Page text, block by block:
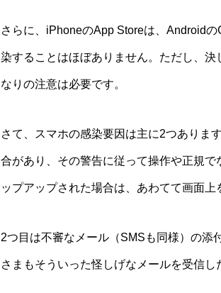
さらに、iPhoneのApp Storeは、Android
染することはほぼありません。ただし、
なりの注意は必要です。
さて、スマホの感染要因は主に2つありま
合があり、その警告に従って操作や正規
ップアップされた場合は、あわてて画面
2つ目は不審なメール（SMSも同様）の添
さまもそういった怪しげなメールを受信し